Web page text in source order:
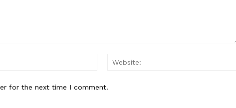
Email:*
for the next time I comment.